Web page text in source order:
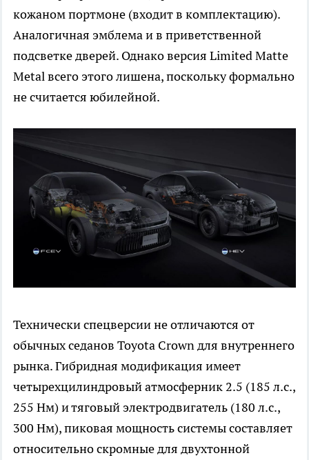
кожаном портмоне (входит в комплектацию).
Аналогичная эмблема и в приветственной
подсветке дверей. Однако версия Limited Matte
Metal всего этого лишена, поскольку формально
не считается юбилейной.
Технически спецверсии не отличаются от
обычных седанов Toyota Crown для внутреннего
рынка. Гибридная модификация имеет
четырехцилиндровый атмосферник 2.5 (185 л.с.,
255 Нм) и тяговый электродвигатель (180 л.с.,
300 Нм), пиковая мощность системы составляет
относительно скромные для двухтонной